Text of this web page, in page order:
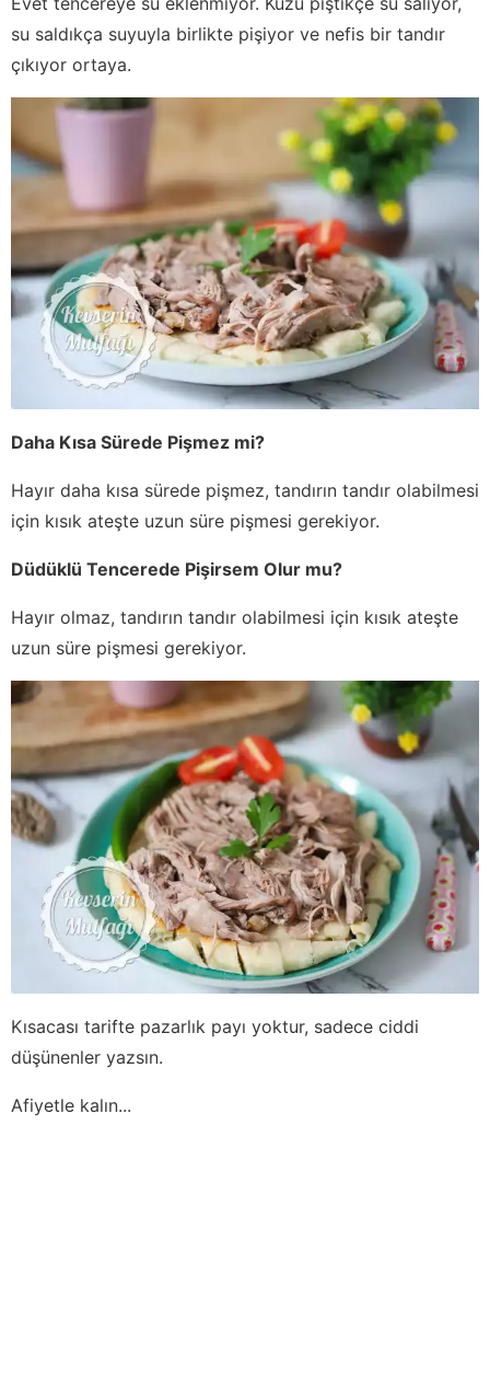
su saldıkça suyuyla birlikte pişiyor ve nefis bir tandır
çıkıyor ortaya.
Daha Kısa Sürede Pişmez mi?
Hayır daha kısa sürede pişmez, tandırın tandır olabilmesi
için kısık ateşte uzun süre pişmesi gerekiyor.
Düdüklü Tencerede Pişirsem Olur mu?
Hayır olmaz, tandırın tandır olabilmesi için kısık ateşte
uzun süre pişmesi gerekiyor.
Kısacası tarifte pazarlık payı yoktur, sadece ciddi
düşünenler yazsın.
Afiyetle kalın...